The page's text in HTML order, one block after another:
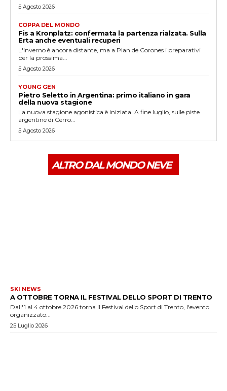
5 Agosto 2026
COPPA DEL MONDO
Fis a Kronplatz: confermata la partenza rialzata. Sulla
Erta anche eventuali recuperi
L'inverno è ancora distante, ma a Plan de Corones i preparativi
per la prossima...
5 Agosto 2026
YOUNG GEN
Pietro Seletto in Argentina: primo italiano in gara
della nuova stagione
La nuova stagione agonistica è iniziata. A fine luglio, sulle piste
argentine di Cerro...
5 Agosto 2026
ALTRO DAL MONDO NEVE
SKI NEWS
A OTTOBRE TORNA IL FESTIVAL DELLO SPORT DI TRENTO
Dall'1 al 4 ottobre 2026 torna il Festival dello Sport di Trento, l'evento
organizzato...
25 Luglio 2026